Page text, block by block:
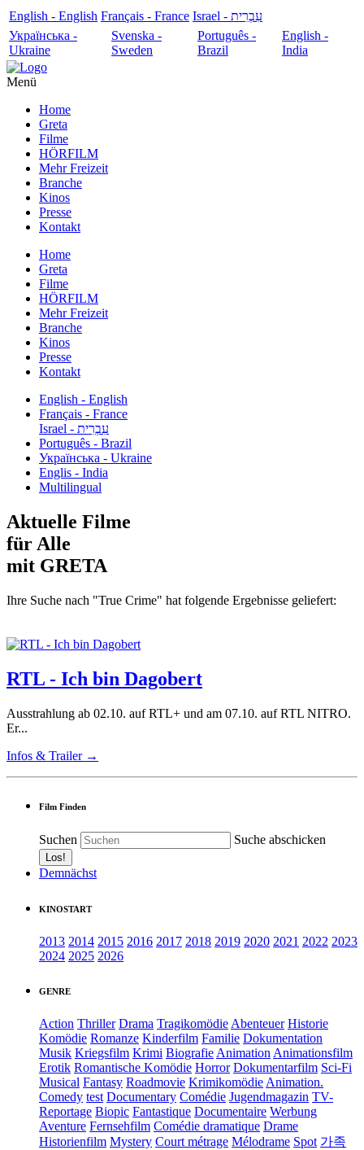
English - English Français - France
עִבְרִית - Israel
Українська -
Ukraine
Svenska -
Sweden
Português -
Brazil
English -
India
Menü
Home
Greta
Filme
HÖRFILM
Mehr Freizeit
Branche
Kinos
Presse
Kontakt
Home
Greta
Filme
HÖRFILM
Mehr Freizeit
Branche
Kinos
Presse
Kontakt
English - English
Français - France
עִבְרִית - Israel
Português - Brazil
Українська - Ukraine
Englis - India
Multilingual
Aktuelle Filme
für Alle
mit GRETA
Ihre Suche nach "True Crime" hat folgende Ergebnisse geliefert:
RTL - Ich bin Dagobert
Ausstrahlung ab 02.10. auf RTL+ und am 07.10. auf RTL NITRO.
Er...
Infos & Trailer →
Film Finden
Suchen Suche abschicken
Demnächst
KINOSTART
2013 2014 2015 2016 2017 2018 2019 2020 2021 2022 2023
2024 2025 2026
GENRE
Action Thriller Drama TragikomödieAbenteuer Historie
Komödie Romanze Kinderfilm Familie Dokumentation
Musik Kriegsfilm Krimi BiografieAnimationAnimationsfilm
Erotik Romantische Komödie Horror Dokumentarfilm Sci-Fi
Musical Fantasy Roadmovie KrimikomödieAnimation.
Comedy test Documentary Comédie Jugendmagazin TV-
Reportage Biopic Fantastique Documentaire Werbung
Aventure Fernsehfilm Comédie dramatique Drame
Historienfilm Mystery Court métrage Mélodrame Spot 가족